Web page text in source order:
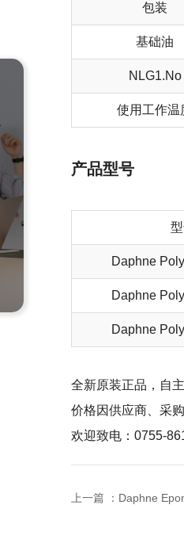
包装
基础油
NLG1.No
使用工作温
产品型号
Daphne
Daphne
Daphne
全新原装正品，自
价格因供应商、采
欢迎致电：0755-
上一篇 ： Daphne